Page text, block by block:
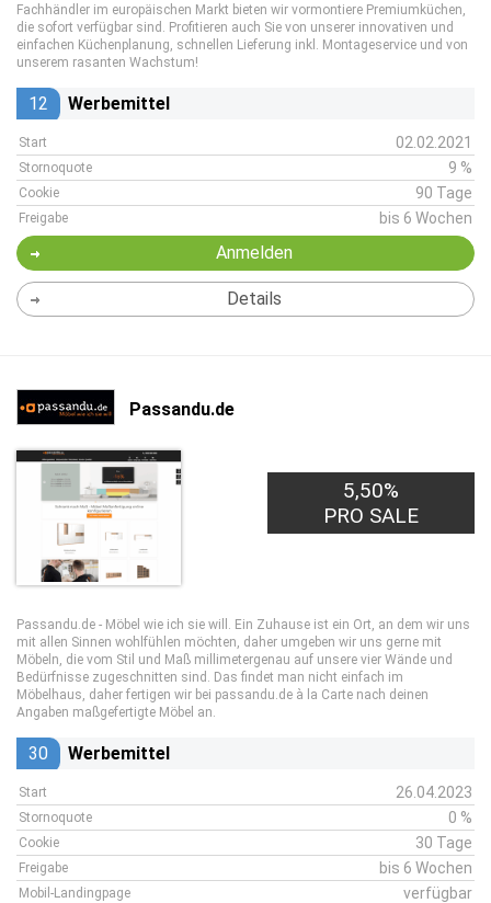
Fachhändler im europäischen Markt bieten wir vormontiere Premiumküchen,
die sofort verfügbar sind. Profitieren auch Sie von unserer innovativen und
einfachen Küchenplanung, schnellen Lieferung inkl. Montageservice und von
unserem rasanten Wachstum!
12 Werbemittel
Start 02.02.2021
Stornoquote 9 %
Cookie 90 Tage
Freigabe bis 6 Wochen
Anmelden
Details
Passandu.de
5,50%
PRO SALE
Passandu.de - Möbel wie ich sie will. Ein Zuhause ist ein Ort, an dem wir uns
mit allen Sinnen wohlfühlen möchten, daher umgeben wir uns gerne mit
Möbeln, die vom Stil und Maß millimetergenau auf unsere vier Wände und
Bedürfnisse zugeschnitten sind. Das findet man nicht einfach im
Möbelhaus, daher fertigen wir bei passandu.de à la Carte nach deinen
Angaben maßgefertigte Möbel an.
30 Werbemittel
Start 26.04.2023
Stornoquote 0 %
Cookie 30 Tage
Freigabe bis 6 Wochen
Mobil-Landingpage verfügbar